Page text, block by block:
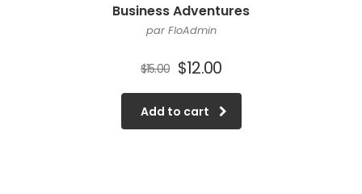
Business Adventures
par FloAdmin
$15.00 $12.00
Add to cart